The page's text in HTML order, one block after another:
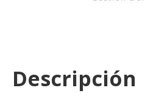
Descripción